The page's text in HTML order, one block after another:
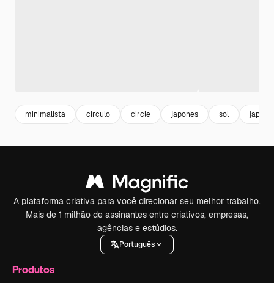
minimalista circulo circle japones sol
A plataforma criativa para você direcionar seu melhor trabalho.
Mais de 1 milhão de assinantes entre criativos, empresas,
agências e estúdios.
Português
Produtos